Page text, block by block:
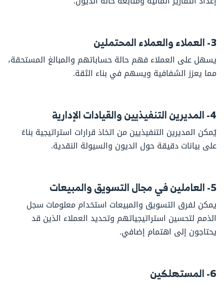
3- العملاء والعملاء المحتملين
يسهل على العملاء فهم حالة حساباتهم والمبالغ المستحقة،
مما يعزز الشفافية ويسهم في بناء الثقة.
4- المديرين التنفيذيين والقيادات الإدارية
يُمكن المديرين التنفيذيين من اتخاذ قرارات استراتيجية بناءً
على بيانات دقيقة حول الديون والسيولة النقدية.
5- العاملين في مجال التسويق والمبيعات
يمكن لفرق التسويق والمبيعات استخدام معلومات سجل
الذمم لتحسين استراتيجياتهم وتحديد العملاء الذين قد
يحتاجون إلى اهتمام إضافي.
6- المستهلكين